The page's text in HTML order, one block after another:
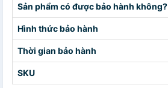
Sản phẩm có được bảo hành không?
Hình thức bảo hành
Thời gian bảo hành
SKU